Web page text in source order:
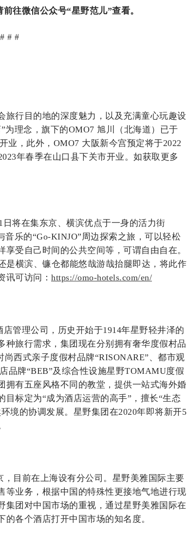
往微信公众号“星野范儿”查看。
# # #
旅行目的地的深度魅力，以及充满童心玩趣设
为理念，旗下的OMO7 旭川（北海道）已于
业，此外，OMO7 大阪新今宫预定将于2022
年春季在山口县下关市开业。如获取更多
将在集东京、横滨优点于一身的活力街
乐的“Go-KINJO”周边探索之旅，可以轻松
受自己时间的公共空间等，可谓自由自在。
是横滨、镰仓都能悠哉游哉抬腿即达，将此作
讯可访问： https://omo-hotels.com/en/
管理公司，历史开始于1914年星野轻井泽的
旅行需求，集团现在分别拥有奢华度假村品
西式亲子度假村品牌“RISONARE”、都市观
品牌“BEB”及综合性设施星野TOMAMU度假
拥有五座风格不同的教堂，提供一站式海外婚
标定为“成为酒店运营的高手”，擅长“生态
境的协调发展。星野集团在2020年即将新开5
目前在上海设有分公司。星野美雅国际主要
等业务，根据中国的特殊性更接地气地进行现
团对中国市场的重视，通过星野美雅国际在
各个酒店打开中国市场的知名度。